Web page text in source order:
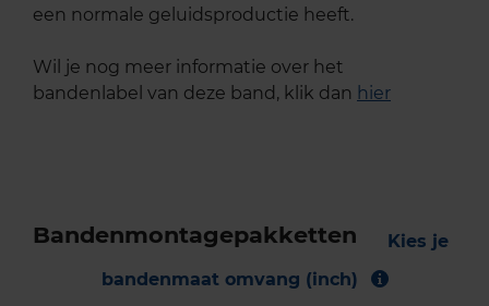
een normale geluidsproductie heeft.
Wil je nog meer informatie over het
bandenlabel van deze band, klik dan hier
Bandenmontagepakketten
Kies je
bandenmaat omvang (inch)